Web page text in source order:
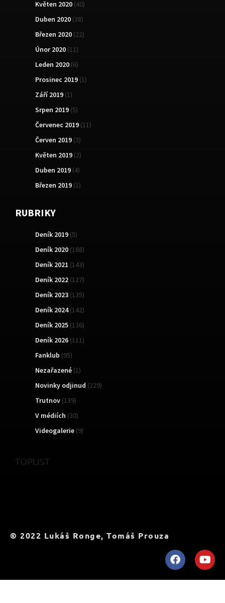
Květen 2020 (40)
Duben 2020 (38)
Březen 2020 (22)
Únor 2020 (11)
Leden 2020 (6)
Prosinec 2019 (1)
Září 2019 (1)
Srpen 2019 (5)
Červenec 2019 (11)
Červen 2019 (3)
Květen 2019 (2)
Duben 2019 (4)
Březen 2019 (1)
RUBRIKY
Deník 2019 (5)
Deník 2020 (168)
Deník 2021 (143)
Deník 2022 (127)
Deník 2023 (135)
Deník 2024(142)
Deník 2025 (136)
Deník 2026 (111)
Fanklub (95)
Nezařazené (1)
Novinky odjinud (229)
Trutnov (139)
V médiích (30)
Videogalerie (9)
TOPLIST
© 2022 Lukáš Ronge, Tomáš Prouza